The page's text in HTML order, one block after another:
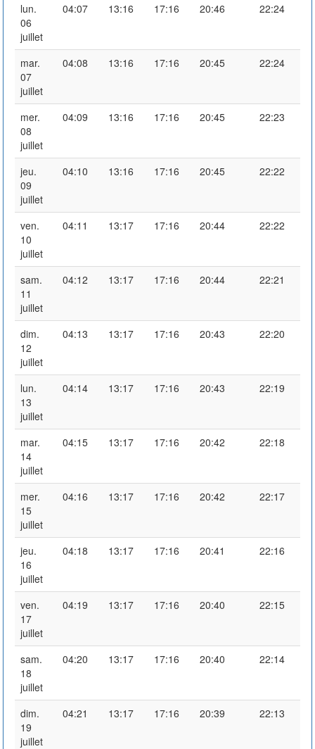
lun.
06
juillet
04:07 13:16 17:16 20:46 22:24
mar.
07
juillet
04:08 13:16 17:16 20:45 22:24
mer.
08
juillet
04:09 13:16 17:16 20:45 22:23
jeu.
09
juillet
04:10 13:16 17:16 20:45 22:22
ven.
10
juillet
04:11 13:17 17:16 20:44 22:22
sam.
11
juillet
04:12 13:17 17:16 20:44 22:21
dim.
12
juillet
04:13 13:17 17:16 20:43 22:20
lun.
13
juillet
04:14 13:17 17:16 20:43 22:19
mar.
14
juillet
04:15 13:17 17:16 20:42 22:18
mer.
15
juillet
04:16 13:17 17:16 20:42 22:17
jeu.
16
juillet
04:18 13:17 17:16 20:41 22:16
ven.
17
juillet
04:19 13:17 17:16 20:40 22:15
sam.
18
juillet
04:20 13:17 17:16 20:40 22:14
dim.
19
juillet
04:21 13:17 17:16 20:39 22:13